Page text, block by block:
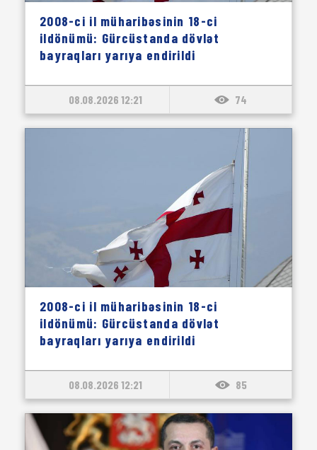
2008-ci il müharibəsinin 18-ci
ildönümü: Gürcüstanda dövlət
bayraqları yarıya endirildi
08.08.2026 12:21 74
2008-ci il müharibəsinin 18-ci
ildönümü: Gürcüstanda dövlət
bayraqları yarıya endirildi
08.08.2026 12:21 85